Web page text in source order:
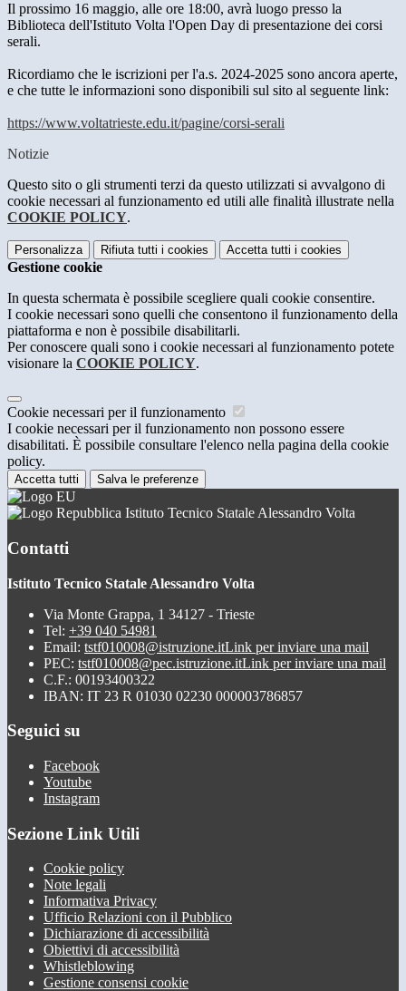
Il prossimo 16 maggio, alle ore 18:00, avrà luogo presso la
Biblioteca dell'Istituto Volta l'Open Day di presentazione dei corsi
serali.
Ricordiamo che le iscrizioni per l'a.s. 2024-2025 sono ancora aperte,
e che tutte le informazioni sono disponibili sul sito al seguente link:
https://www.voltatrieste.edu.it/pagine/corsi-serali
Notizie
Questo sito o gli strumenti terzi da questo utilizzati si avvalgono di
cookie necessari al funzionamento ed utili alle finalità illustrate nella
COOKIE POLICY.
Personalizza Rifiuta tutti i cookies Accetta tutti i cookies
Gestione cookie
In questa schermata è possibile scegliere quali cookie consentire.
I cookie necessari sono quelli che consentono il funzionamento della
piattaforma e non è possibile disabilitarli.
Per conoscere quali sono i cookie necessari al funzionamento potete
visionare la COOKIE POLICY.
Cookie necessari per il funzionamento
I cookie necessari per il funzionamento non possono essere
disabilitati. È possibile consultare l'elenco nella pagina della cookie
policy.
Accetta tutti Salva le preferenze
Istituto Tecnico Statale Alessandro Volta
Contatti
Istituto Tecnico Statale Alessandro Volta
Via Monte Grappa, 1 34127 - Trieste
Tel: +39 040 54981
Email: tstf010008@istruzione.itLink per inviare una mail
PEC: tstf010008@pec.istruzione.itLink per inviare una mail
C.F.: 00193400322
IBAN: IT 23 R 01030 02230 000003786857
Seguici su
Facebook
Youtube
Instagram
Sezione Link Utili
Cookie policy
Note legali
Informativa Privacy
Ufficio Relazioni con il Pubblico
Dichiarazione di accessibilità
Obiettivi di accessibilità
Whistleblowing
Gestione consensi cookie